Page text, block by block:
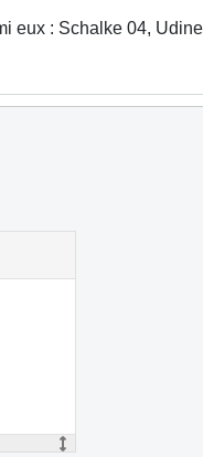
eux : Schalke 04,